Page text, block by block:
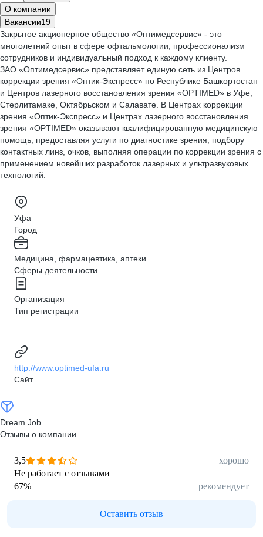
О компании
Вакансии19
Закрытое акционерное общество «Оптимедсервис» - это
многолетний опыт в сфере офтальмологии, профессионализм
сотрудников и индивидуальный подход к каждому клиенту.
ЗАО «Оптимедсервис» представляет единую сеть из Центров
коррекции зрения «Оптик-Экспресс» по Республике Башкортостан
и Центров лазерного восстановления зрения «OPTIMED» в Уфе,
Стерлитамаке, Октябрьском и Салавате. В Центрах коррекции
зрения «Оптик-Экспресс» и Центрах лазерного восстановления
зрения «OPTIMED» оказывают квалифицированную медицинскую
помощь, предоставляя услуги по диагностике зрения, подбору
контактных линз, очков, выполняя операции по коррекции зрения с
применением новейших разработок лазерных и ультразвуковых
технологий.
Уфа
Город
Медицина, фармацевтика, аптеки
Сферы деятельности
Организация
Тип регистрации
http://www.optimed-ufa.ru
Сайт
Dream Job
Отзывы о компании
3,5
хорошо
Не работает с отзывами
67% рекомендует
Оставить отзыв